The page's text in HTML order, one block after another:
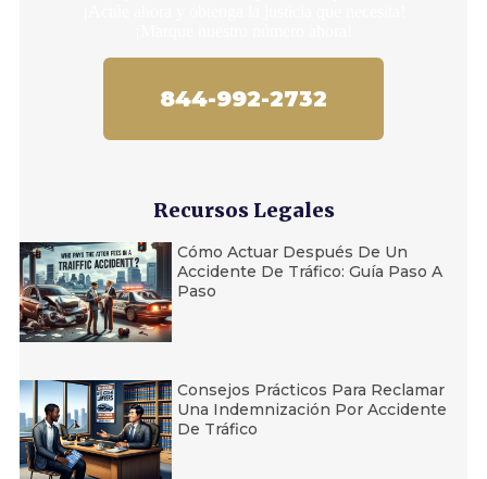
844-992-2732
Recursos Legales
Cómo Actuar Después De Un
Accidente De Tráfico: Guía Paso A
Paso
Consejos Prácticos Para Reclamar
Una Indemnización Por Accidente
De Tráfico